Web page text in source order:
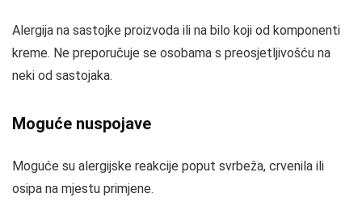
Alergija na sastojke proizvoda ili na bilo koji od komponenti
kreme. Ne preporučuje se osobama s preosjetljivošću na
neki od sastojaka.
Moguće nuspojave
Moguće su alergijske reakcije poput svrbeža, crvenila ili
osipa na mjestu primjene.